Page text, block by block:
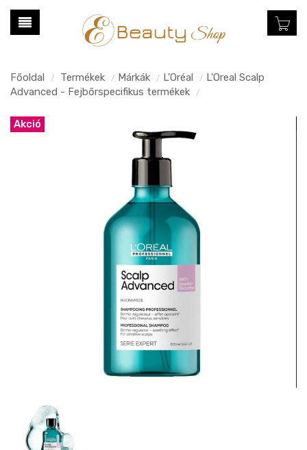
Főoldal / Termékek / Márkák / L’Oréal / L'Oreal Scalp
Advanced - Fejbőrspecifikus termékek
/
Akció